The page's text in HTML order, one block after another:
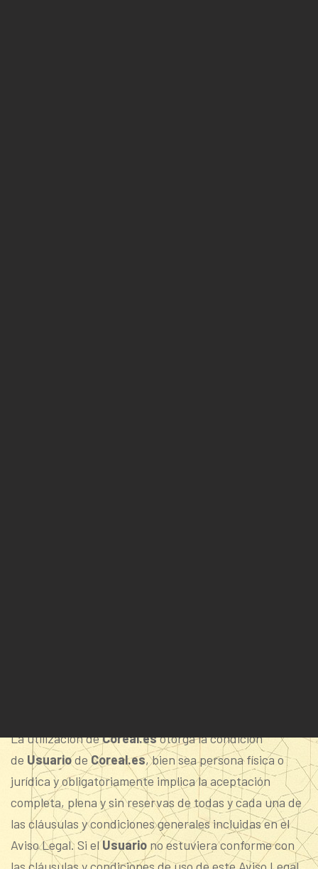
La utilización deCoreal.esotorga la condición
de UsuariodeCoreal.es, bien sea persona física o
jurídica y obligatoriamente implica la aceptación
completa, plena y sin reservas de todas y cada una de
las cláusulas y condiciones generales incluidas en el
Aviso Legal. Si elUsuario no estuviera conforme con